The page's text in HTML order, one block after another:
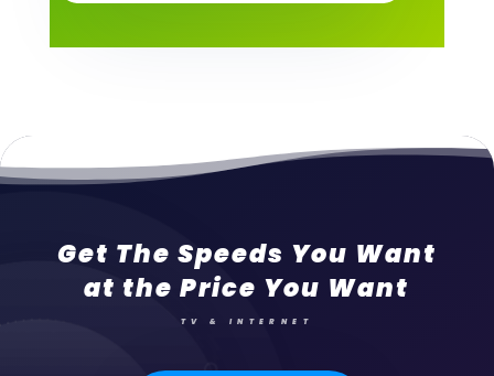
Get The Speeds You Want
at the Price You Want
TV & INTERNET